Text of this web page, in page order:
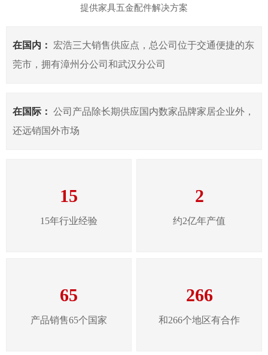
提供家具五金配件解决方案
在国内：
宏浩三大销售供应点，总公司位于交通便捷的东
莞市，拥有漳州分公司和武汉分公司
在国际： 公司产品除长期供应国内数家品牌家居企业外，
还远销国外市场
15
15年行业经验
2
约2亿年产值
65
产品销售65个国家
266
和266个地区有合作